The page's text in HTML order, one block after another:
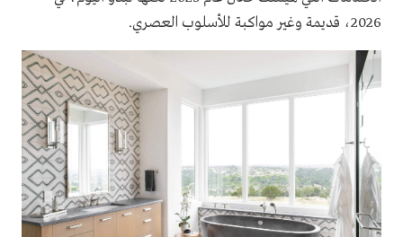
2026، قديمة وغير مواكبة للأسلوب العصري.